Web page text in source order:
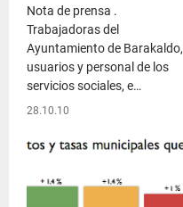
Nota de prensa .
Trabajadoras del
Ayuntamiento de Barakaldo,
usuarios y personal de los
servicios sociales, e…
28.10.10